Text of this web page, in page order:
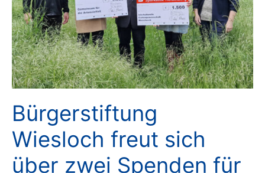
Bürgerstiftung
Wiesloch freut sich
über zwei Spenden für